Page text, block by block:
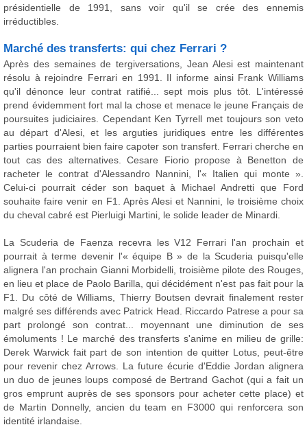
présidentielle de 1991, sans voir qu'il se crée des ennemis
irréductibles.
Marché des transferts: qui chez Ferrari ?
Après des semaines de tergiversations, Jean Alesi est maintenant
résolu à rejoindre Ferrari en 1991. Il informe ainsi Frank Williams
qu'il dénonce leur contrat ratifié... sept mois plus tôt. L'intéressé
prend évidemment fort mal la chose et menace le jeune Français de
poursuites judiciaires. Cependant Ken Tyrrell met toujours son veto
au départ d'Alesi, et les arguties juridiques entre les différentes
parties pourraient bien faire capoter son transfert. Ferrari cherche en
tout cas des alternatives. Cesare Fiorio propose à Benetton de
racheter le contrat d'Alessandro Nannini, l'« Italien qui monte ».
Celui-ci pourrait céder son baquet à Michael Andretti que Ford
souhaite faire venir en F1. Après Alesi et Nannini, le troisième choix
du cheval cabré est Pierluigi Martini, le solide leader de Minardi.
La Scuderia de Faenza recevra les V12 Ferrari l'an prochain et
pourrait à terme devenir l'« équipe B » de la Scuderia puisqu'elle
alignera l'an prochain Gianni Morbidelli, troisième pilote des Rouges,
en lieu et place de Paolo Barilla, qui décidément n'est pas fait pour la
F1. Du côté de Williams, Thierry Boutsen devrait finalement rester
malgré ses différends avec Patrick Head. Riccardo Patrese a pour sa
part prolongé son contrat... moyennant une diminution de ses
émoluments ! Le marché des transferts s'anime en milieu de grille:
Derek Warwick fait part de son intention de quitter Lotus, peut-être
pour revenir chez Arrows. La future écurie d'Eddie Jordan alignera
un duo de jeunes loups composé de Bertrand Gachot (qui a fait un
gros emprunt auprès de ses sponsors pour acheter cette place) et
de Martin Donnelly, ancien du team en F3000 qui renforcera son
identité irlandaise.